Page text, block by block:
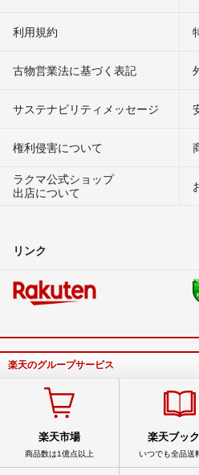
利用規約
古物営業法に基づく表記
サステナビリティメッセージ
権利侵害について
ラクマ公式ショップ
出店について
リンク
楽天のグループサービス
楽天市場
商品数は1億点以上
楽天ブッ
いつでも全品送